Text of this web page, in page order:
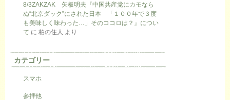
8/3ZAKZAK 矢板明夫『中国共産党にカモなら
ぬ“北京ダック”にされた日本 「１００年で３度
も美味しく味わった…」そのココロは？』につい
て に 柏の住人 より
カテゴリー
スマホ
参拝他